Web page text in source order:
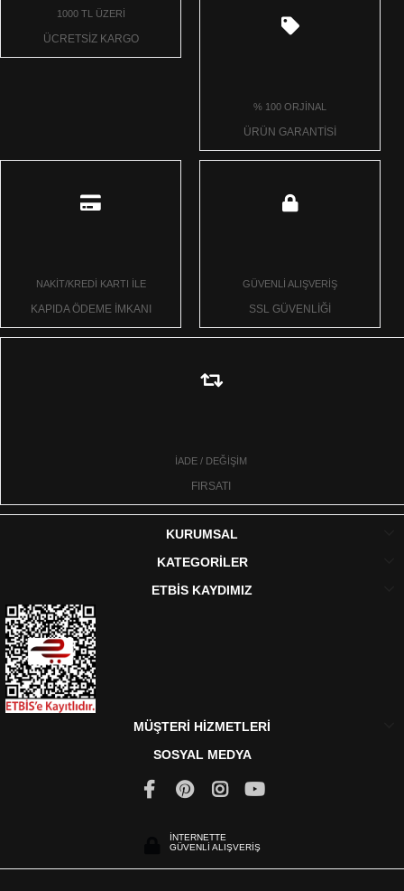
1000 TL ÜZERİ
ÜCRETSİZ KARGO
% 100 ORJİNAL
ÜRÜN GARANTİSİ
NAKİT/KREDİ KARTI İLE
KAPIDA ÖDEME İMKANI
GÜVENLİ ALIŞVERİŞ
SSL GÜVENLİĞİ
İADE / DEĞİŞİM
FIRSATI
KURUMSAL
KATEGORİLER
ETBİS KAYDIMIZ
MÜŞTERİ HİZMETLERİ
SOSYAL MEDYA
İNTERNETTE
GÜVENLİ ALIŞVERİŞ